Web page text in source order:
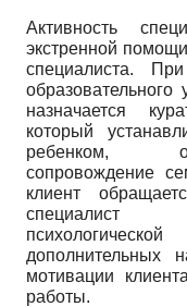
Активность
экстренной
специалиста.
назначается
который
ребенком,
сопровождение
клиент
специалист
дополнительных
мотивации
работы.